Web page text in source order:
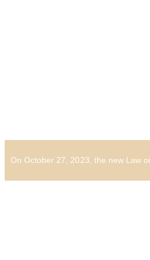
On October 27, 2023, the new Law